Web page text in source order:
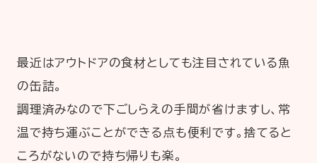
最近はアウトドアの食材としても注目されている魚
の缶詰。
調理済みなので下ごしらえの手間が省けますし、常
温で持ち運ぶことができる点も便利です。捨てると
ころがないので持ち帰りも楽。